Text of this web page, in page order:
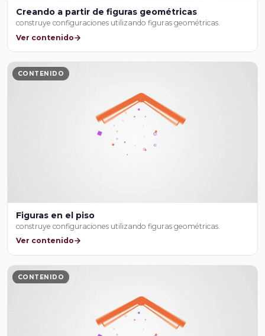
Creando a partir de figuras geométricas
construye configuraciones utilizando figuras geométricas.
Ver contenido
CONTENIDO
Figuras en el piso
construye configuraciones utilizando figuras geométricas.
Ver contenido
CONTENIDO